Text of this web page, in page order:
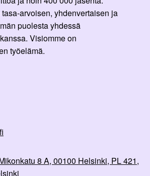
arvoisen, yhdenvertaisen ja
puolesta yhdessä
Visiomme on
työelämä.
8 A, 00100 Helsinki, PL 421,